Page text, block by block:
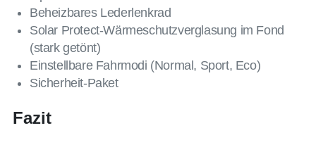
Beheizbares Lederlenkrad
Solar Protect-Wärmeschutzverglasung im Fond
(stark getönt)
Einstellbare Fahrmodi (Normal, Sport, Eco)
Sicherheit-Paket
Fazit